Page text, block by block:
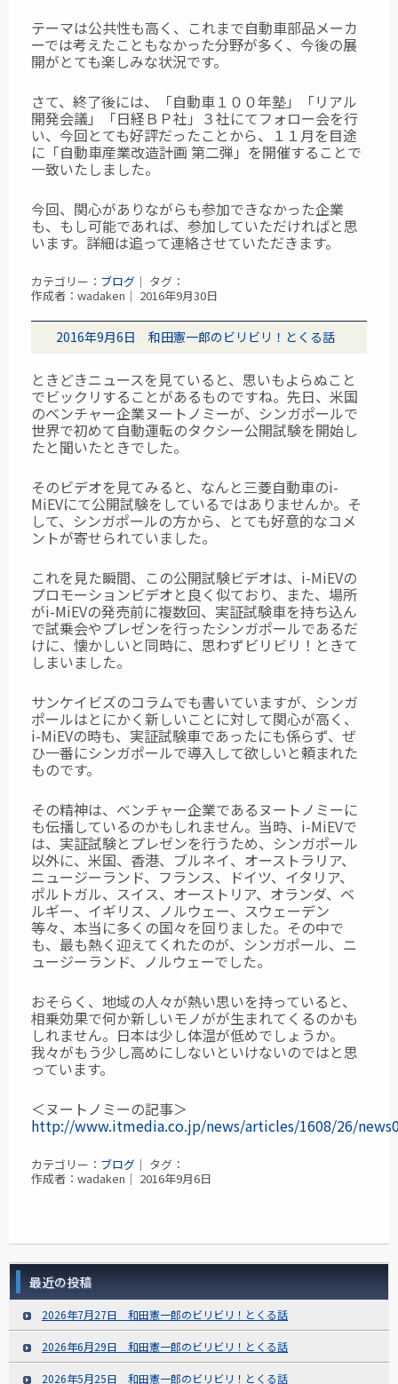
テーマは公共性も高く、これまで自動車部品メーカ
ーでは考えたこともなかった分野が多く、今後の展
開がとても楽しみな状況です。
さて、終了後には、「自動車１００年塾」「リアル
開発会議」「日経ＢＰ社」３社にてフォロー会を行
い、今回とても好評だったことから、１１月を目途
に「自動車産業改造計画 第二弾」を開催することで
一致いたしました。
今回、関心がありながらも参加できなかった企業
も、もし可能であれば、参加していただければと思
います。詳細は追って連絡させていただきます。
カテゴリー： ブログ ｜ タグ：
作成者：wadaken｜ 2016年9月30日
2016年9月6日 和田憲一郎のビリビリ！とくる話
ときどきニュースを見ていると、思いもよらぬこと
でビックリすることがあるものですね。先日、米国
のベンチャー企業ヌートノミーが、シンガポールで
世界で初めて自動運転のタクシー公開試験を開始し
たと聞いたときでした。
そのビデオを見てみると、なんと三菱自動車のi-
MiEVにて公開試験をしているではありませんか。そ
して、シンガポールの方から、とても好意的なコメ
ントが寄せられていました。
これを見た瞬間、この公開試験ビデオは、i-MiEVの
プロモーションビデオと良く似ており、また、場所
がi-MiEVの発売前に複数回、実証試験車を持ち込ん
で試乗会やプレゼンを行ったシンガポールであるだ
けに、懐かしいと同時に、思わずビリビリ！ときて
しまいました。
サンケイビズのコラムでも書いていますが、シンガ
ポールはとにかく新しいことに対して関心が高く、
i-MiEVの時も、実証試験車であったにも係らず、ぜ
ひ一番にシンガポールで導入して欲しいと頼まれた
ものです。
その精神は、ベンチャー企業であるヌートノミーに
も伝播しているのかもしれません。 当時、i-MiEVで
は、実証試験とプレゼンを行うため、シンガポール
以外に、米国、香港、ブルネイ、オーストラリア、
ニュージーランド、フランス、ドイツ、イタリア、
ポルトガル、スイス、オーストリア、オランダ、ベ
ルギー、イギリス、ノルウェー、スウェーデン
等々、本当に多くの国々を回りました。その中で
も、最も熱く迎えてくれたのが、シンガポール、ニ
ュージーランド、ノルウェーでした。
おそらく、地域の人々が熱い思いを持っていると、
相乗効果で何か新しいモノがが生まれてくるのかも
しれません。日本は少し体温が低めでしょうか。
我々がもう少し高めにしないといけないのではと思
っています。
＜ヌートノミーの記事＞
http://www.itmedia.co.jp/news/articles/1608/26/
カテゴリー： ブログ ｜ タグ：
作成者：wadaken｜ 2016年9月6日
最近の投稿
2026年7月27日 和田憲一郎のビリビリ！とくる話
2026年6月29日 和田憲一郎のビリビリ！とくる話
2026年5月25日 和田憲一郎のビリビリ！とくる話